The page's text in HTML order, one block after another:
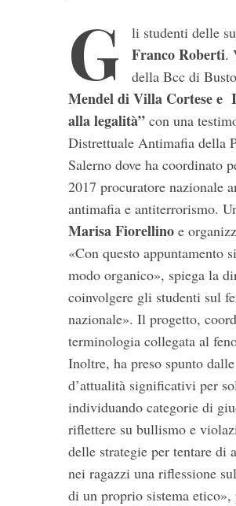
G li studenti delle
Franco Roberti.
della Bcc di
Mendel di Villa Cortese e
alla legalità” con una
Distrettuale Antimafia della
Salerno dove ha coordinato
2017 procuratore nazionale
antimafia e antiterrorismo.
Marisa Fiorellino e
«Con questo appuntamento
modo organico», spiega la
coinvolgere gli studenti sul
nazionale». Il progetto,
terminologia collegata al
Inoltre, ha preso spunto
d’attualità significativi per
individuando categorie di
riflettere su bullismo e
delle strategie per tentare
nei ragazzi una riflessione
di un proprio sistema
S
e
c
h
f
r
: